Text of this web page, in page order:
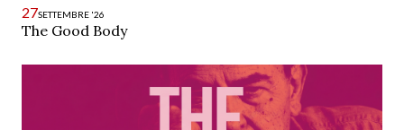
27SETTEMBRE '26
The Good Body